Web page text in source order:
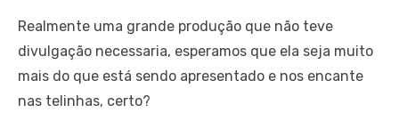
Realmente uma grande produção que não teve
divulgação necessaria, esperamos que ela seja muito
mais do que está sendo apresentado e nos encante
nas telinhas, certo?